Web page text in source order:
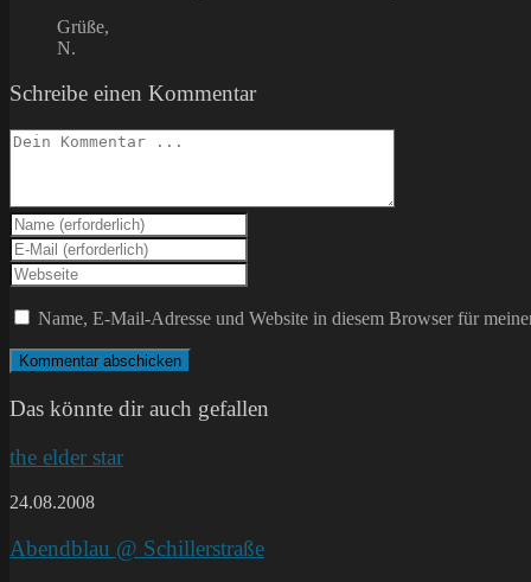
Grüße,
N.
Schreibe einen Kommentar
Kommentieren
Gib
deinen
Namen
oder
Benutzernamen
zum
Kommentieren
ein
Gib
deine
E-
Mail-
Adresse
zum
Kommentieren
Gib
deine
Website-
ein
(optional)
Name, E-Mail-Adresse und Website in diesem Browser für
Das könnte dir auch gefallen
the elder star
24.08.2008
Abendblau @ Schillerstraße